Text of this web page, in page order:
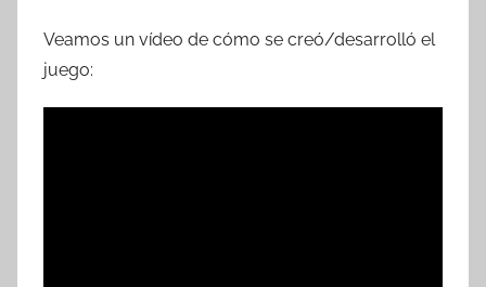
Veamos un vídeo de cómo se creó/desarrolló el
juego: